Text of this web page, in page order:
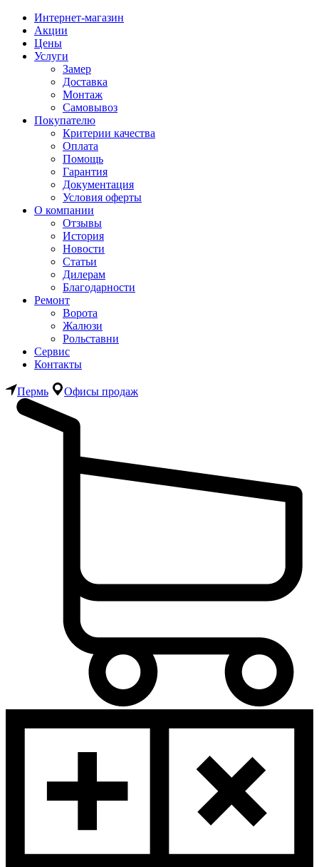
Интернет-магазин
Акции
Цены
Услуги
Замер
Доставка
Монтаж
Самовывоз
Покупателю
Критерии качества
Оплата
Помощь
Гарантия
Документация
Условия оферты
О компании
Отзывы
История
Новости
Статьи
Дилерам
Благодарности
Ремонт
Ворота
Жалюзи
Рольставни
Сервис
Контакты
Пермь Офисы продаж